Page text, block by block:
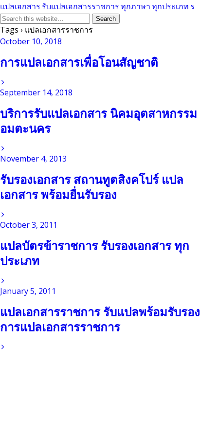
แปลเอกสาร รับแปลเอกสารราชการ ทุกภาษา ทุกประเภท ร
Tags › แปลเอกสารราชการ
October 10, 2018
การแปลเอกสารเพื่อโอนสัญชาติ
September 14, 2018
บริการรับแปลเอกสาร นิคมอุตสาหกรรม
อมตะนคร
November 4, 2013
รับรองเอกสาร สถานทูตสิงคโปร์ แปล
เอกสาร พร้อมยื่นรับรอง
October 3, 2011
แปลบัตรข้าราชการ รับรองเอกสาร ทุก
ประเภท
January 5, 2011
แปลเอกสารราชการ รับแปลพร้อมรับรอง
การแปลเอกสารราชการ